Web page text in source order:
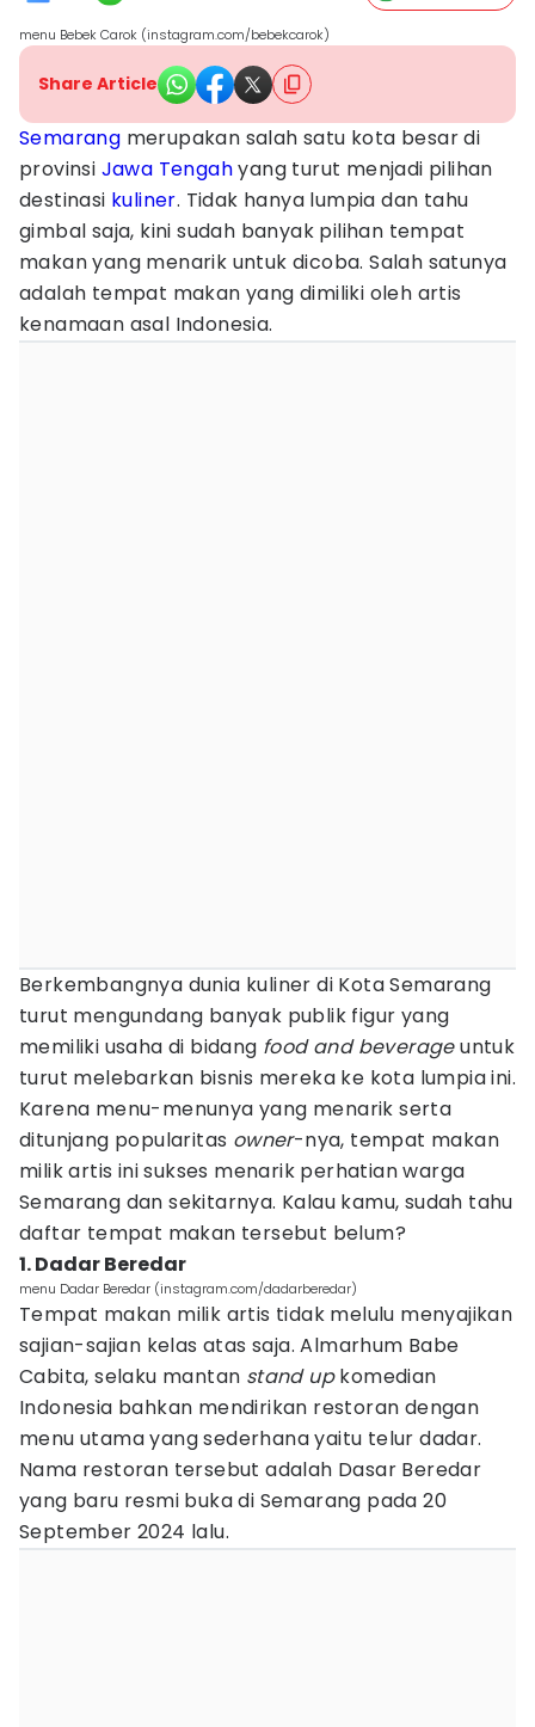
menu Bebek Carok (instagram.com/bebekcarok)
Share Article
Semarang merupakan salah satu kota besar di
provinsi Jawa Tengahyang turut menjadi pilihan
destinasi kuliner. Tidak hanya lumpia dan tahu
gimbal saja, kini sudah banyak pilihan tempat
makan yang menarik untuk dicoba. Salah satunya
adalah tempat makan yang dimiliki oleh artis
kenamaan asal Indonesia.
Berkembangnya dunia kuliner di Kota Semarang
turut mengundang banyak publik figur yang
memiliki usaha di bidang food and beverageuntuk
turut melebarkan bisnis mereka ke kota lumpia ini.
Karena menu-menunya yang menarik serta
ditunjang popularitas owner-nya, tempat makan
milik artis ini sukses menarik perhatian warga
Semarang dan sekitarnya. Kalau kamu, sudah tahu
daftar tempat makan tersebut belum?
1. Dadar Beredar
menu Dadar Beredar (instagram.com/dadarberedar)
Tempat makan milik artis tidak melulu menyajikan
sajian-sajian kelas atas saja. Almarhum Babe
Cabita, selaku mantan stand upkomedian
Indonesia bahkan mendirikan restoran dengan
menu utama yang sederhana yaitu telur dadar.
Nama restoran tersebut adalah Dasar Beredar
yang baru resmi buka di Semarang pada 20
September 2024 lalu.